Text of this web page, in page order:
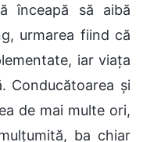
înceapă să aibă
urmarea fiind că
iar viața
Conducătoarea și
de mai multe ori,
ba chiar